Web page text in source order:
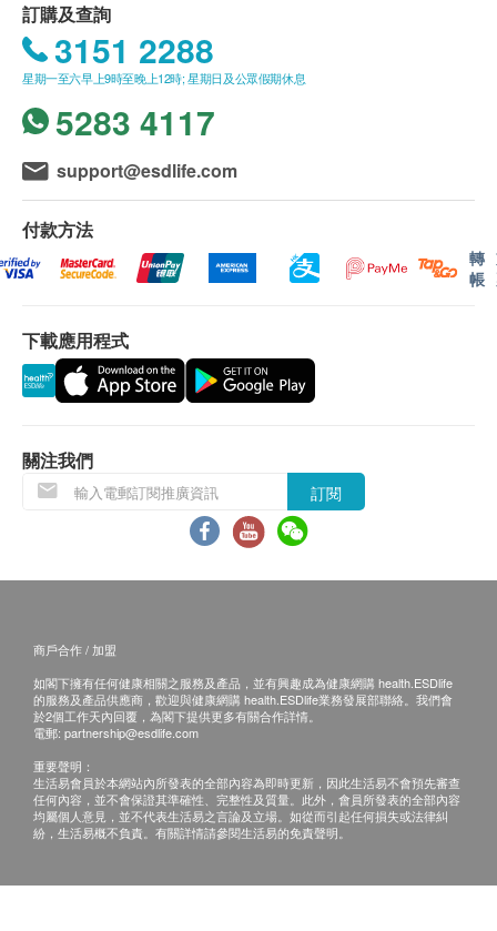
老，並可清除體內自由基。
提子能比阿斯匹林更好地阻止血栓形成，並且能降
低人體血清膽固醇水平，降低血小板的凝聚力，對
預防心腦血管病有一定作用。
提子中含有一種抗癌微量元素，可以防止健康細胞
癌變，阻止癌細胞擴散。
址。* (
附加費。
)
沒有升降機之樓層，將收取上樓送貨費，費用為每
層$30。
偏遠地區如離島、馬灣、愉景灣、大嶼山及東涌等
地區，將額外收取$200
地區，再需視乎情況收取附加費。
賬單總額未滿HK$800
訂單確認後將於 4 個工作天內營康薈會聯絡安排發
貨。
訊號懸掛或黑色暴雨警告生效時，送貨服務時間將
會延遲。農曆初一、初二及初三均會休息(
送貨)，敬請留意。
認。倘若供應商未能提供任何訂單上的貨品，健康
網購health.ESDlife有權拒絕接受該訂單，並且會
於送貨前透過電話或電郵通知顧客再作安排。
倘若由於不可抗力的原因(包括但不限於由於天
康網購
償。
華康復康用品有限公司會根據閣下提供的地址盡力
確保貨品在預約日期送到該地址，若因閣下的原因
而導致貨品超過購買日期30日後仍不成功派送，康
復康用品有限公司保留權利包括任何拒絕要求退款
申请之權利。
個工作天前聯絡營康薈。
訂購及查詢
3151 2288
星期一至六早上9時至晚上12時; 星期日及公眾假期休息
5283 4117
support@esdlife.com
付款方法
轉
帳
下載應用程式
關注我們
訂閱
商戶合作 / 加盟
如閣下擁有任何健康相關之服務及產品，並有興趣成為健康網購 health.ESDlife
的服務及產品供應商，歡迎與健康網購 health.ESDlife業務發展部聯絡。我們會
於2個工作天內回覆，為閣下提供更多有關合作詳情。
電郵: partnership@esdlife.com
重要聲明：
生活易會員於本網站內所發表的全部內容為即時更新，因此生活易不會預先審查
任何內容，並不會保證其準確性、完整性及質量。此外，會員所發表的全部內容
均屬個人意見，並不代表生活易之言論及立場。如從而引起任何損失或法律糾
紛，生活易概不負責。有關詳情請參閱生活易的免責聲明。